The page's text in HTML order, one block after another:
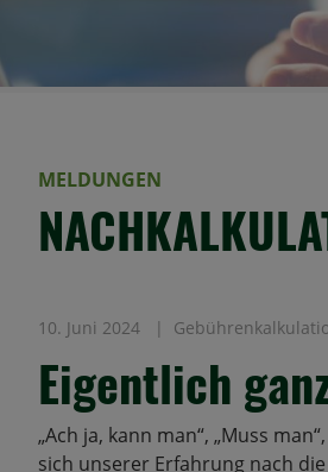
MELDUNGEN
10. Juni 2024
Eigentlich
„Ach ja, kann man“, „Muss
sich unserer Erfahrung nach